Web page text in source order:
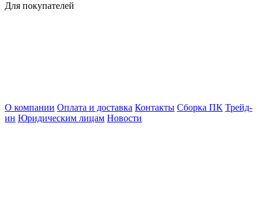
Для покупателей
О компании Оплата и доставка Контакты Сборка ПК Трейд-
ин Юридическим лицам Новости